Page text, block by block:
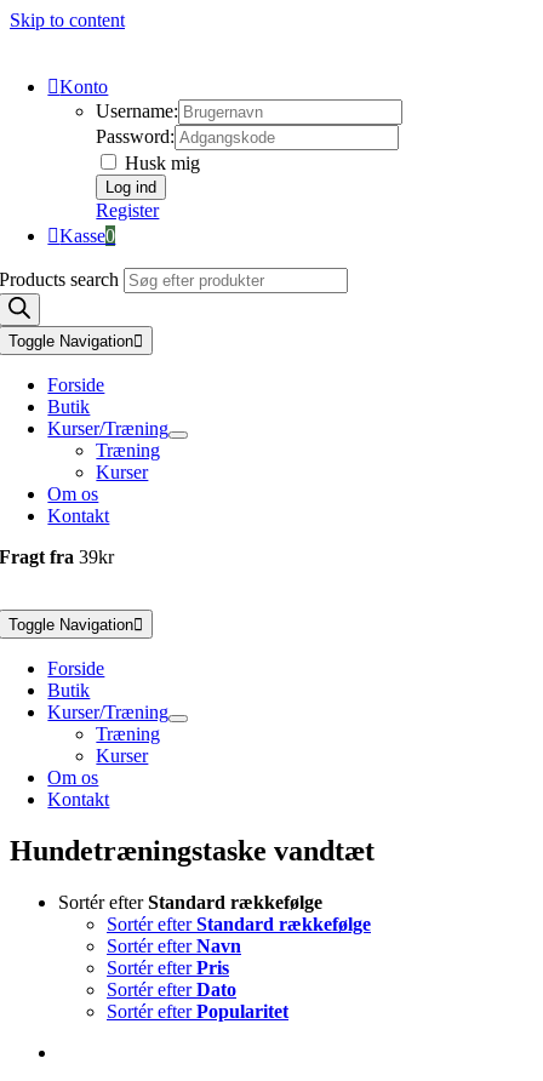
Skip to content
Konto
Username:
Password:
Husk mig
Register
Kasse0
Products search
Toggle Navigation
Forside
Butik
Kurser/Træning
Træning
Kurser
Om os
Kontakt
Fragt fra39kr
Toggle Navigation
Forside
Butik
Kurser/Træning
Træning
Kurser
Om os
Kontakt
Hundetræningstaske vandtæt
Sortér efterStandard rækkefølge
Sortér efterStandard rækkefølge
Sortér efterNavn
Sortér efterPris
Sortér efterDato
Sortér efterPopularitet